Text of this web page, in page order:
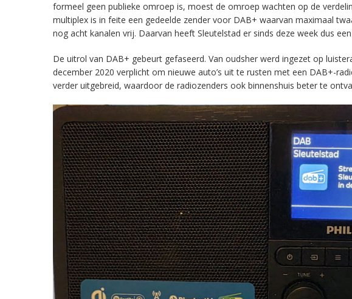
formeel geen publieke omroep is, moest de omroep wachten op de
multiplex is in feite een gedeelde zender voor DAB+ waarvan maximaal
nog acht kanalen vrij. Daarvan heeft Sleutelstad er sinds deze week dus
De uitrol van DAB+ gebeurt gefaseerd. Van oudsher werd ingezet op
december 2020 verplicht om nieuwe auto’s uit te rusten met een DAB+-
verder uitgebreid, waardoor de radiozenders ook binnenshuis beter te